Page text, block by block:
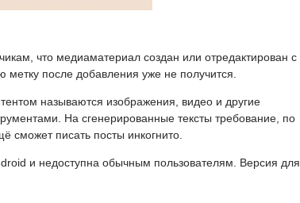
что медиаматериал создан или отредактирован с
метку после добавления уже не получится.
называются изображения, видео и другие
На сгенерированные тексты требование, по
писать посты инкогнито.
и недоступна обычным пользователям. Версия для